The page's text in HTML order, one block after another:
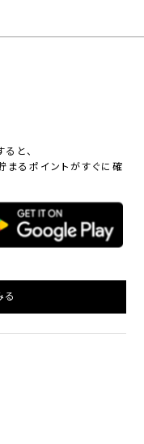
と、
るポイントがすぐに確
る